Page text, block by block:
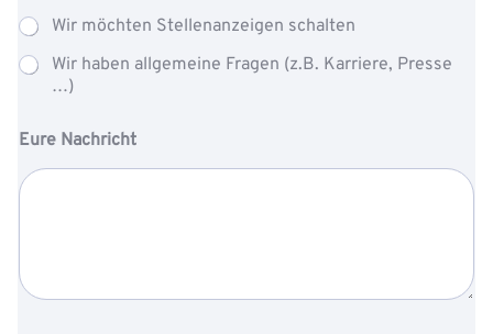
E
-
M
a
Wir möchten Stellenanzeigen schalten
Wir haben allgemeine Fragen (z.B. Karriere, Presse
…)
Eure Nachricht